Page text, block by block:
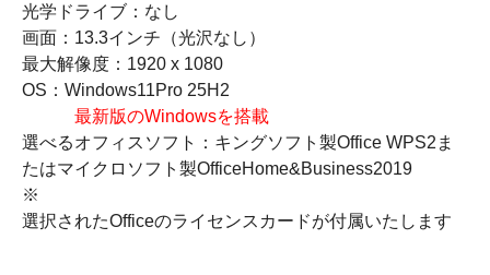
光学ドライブ：なし
画面：13.3インチ（光沢なし）
最大解像度：1920 x 1080
OS：Windows11Pro 25H2
最新版のWindowsを搭載
選べるオフィスソフト：キングソフト製Office WPS2ま
たはマイクロソフト製OfficeHome&Business2019
※
選択されたOfficeのライセンスカードが付属いたします